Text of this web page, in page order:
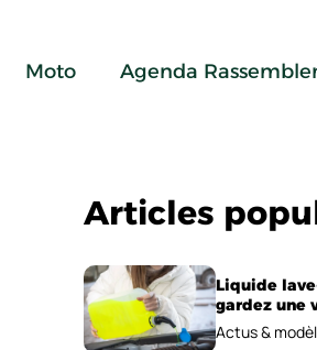
Moto Agenda
Articles
Liquide
gardez une
parfaite en
Actus &